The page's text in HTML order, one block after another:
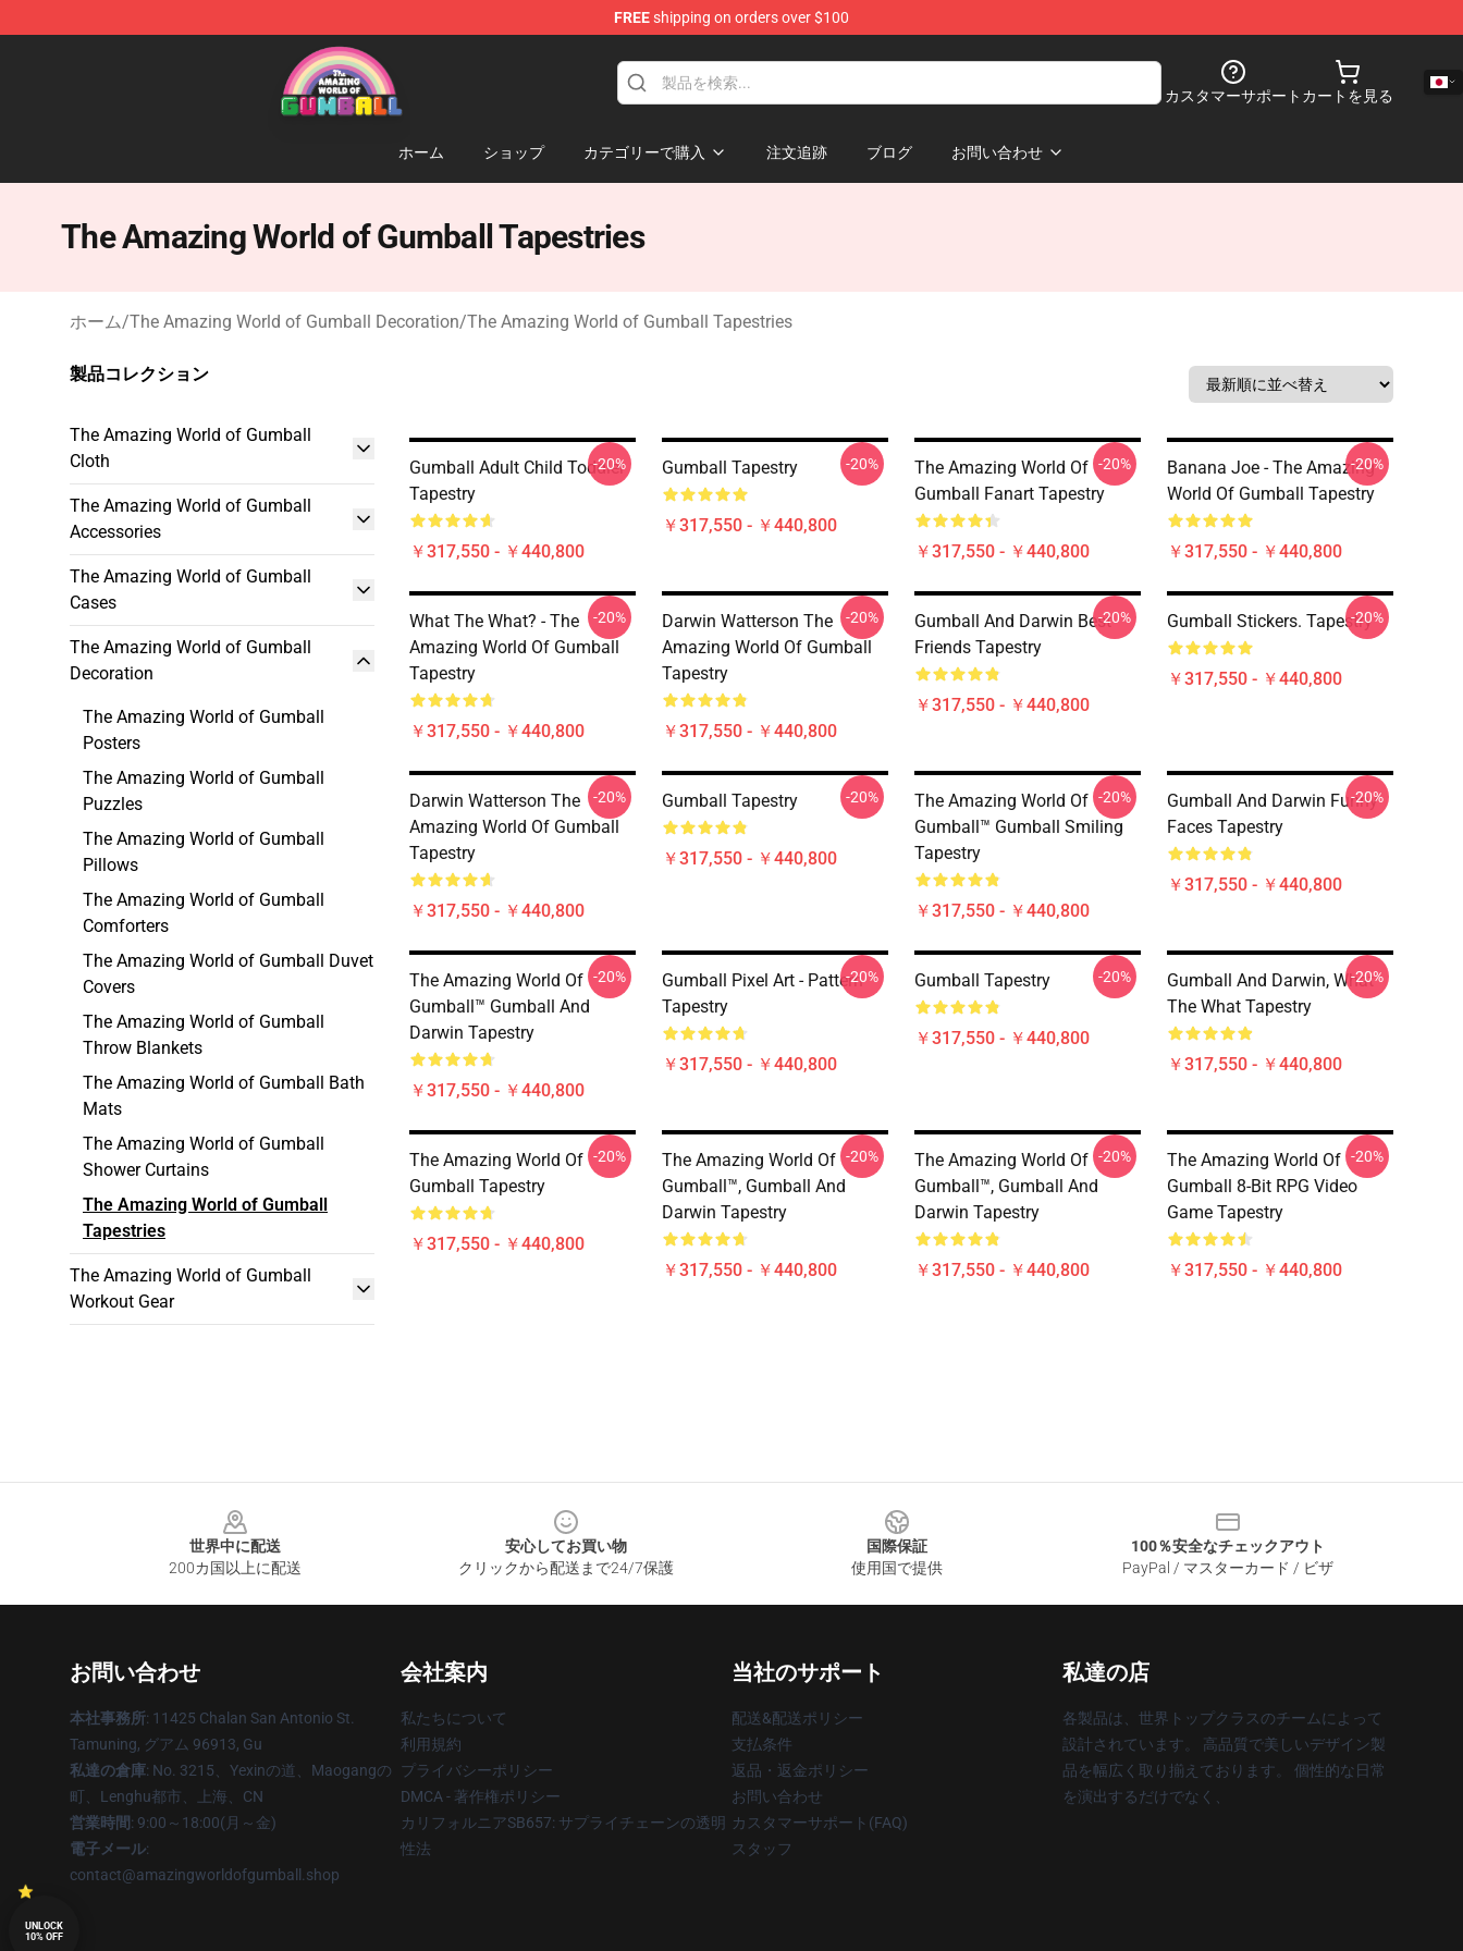
FREEshipping on orders over $100
The Amazing World of Gumball Store - Official The Amazing World of Gumball Merchandise Shop
カスタマーサポート カートを見る
ホーム ショップ カテゴリーで購入 注文追跡 ブログ お問い合わせ
The Amazing World of Gumball Tapestries
ホーム/The Amazing World of Gumball Decoration/The Amazing World of Gumball Tapestries
製品コレクション
The Amazing World of Gumball
Cloth
The Amazing World of Gumball
Accessories
The Amazing World of Gumball
Cases
The Amazing World of Gumball
Decoration
The Amazing World of Gumball
Posters
The Amazing World of Gumball
Puzzles
The Amazing World of Gumball
Pillows
The Amazing World of Gumball
Comforters
The Amazing World of Gumball Duvet
Covers
The Amazing World of Gumball
Throw Blankets
The Amazing World of Gumball Bath
Mats
The Amazing World of Gumball
Shower Curtains
The Amazing World of Gumball
Tapestries
The Amazing World of Gumball
Workout Gear
Gumball Adult Child Toddler
Tapestry
￥317,550 - ￥440,800
-20% Gumball Tapestry
￥317,550 - ￥440,800
-20%
The Amazing World Of
Gumball Fanart Tapestry
￥317,550 - ￥440,800
-20%
Banana Joe - The Amazing
World Of Gumball Tapestry
￥317,550 - ￥440,800
-20%
What The What? - The
Amazing World Of Gumball
Tapestry
￥317,550 - ￥440,800
-20%
Darwin Watterson The
Amazing World Of Gumball
Tapestry
￥317,550 - ￥440,800
-20%
Gumball And Darwin Best
Friends Tapestry
￥317,550 - ￥440,800
-20% Gumball Stickers. Tapestry
￥317,550 - ￥440,800
-20%
Darwin Watterson The
Amazing World Of Gumball
Tapestry
￥317,550 - ￥440,800
-20% Gumball Tapestry
￥317,550 - ￥440,800
-20%
The Amazing World Of
Gumball™ Gumball Smiling
Tapestry
￥317,550 - ￥440,800
-20%
Gumball And Darwin Funny
Faces Tapestry
￥317,550 - ￥440,800
-20%
The Amazing World Of
Gumball™ Gumball And
Darwin Tapestry
￥317,550 - ￥440,800
-20%
Gumball Pixel Art - Pattern
Tapestry
￥317,550 - ￥440,800
-20% Gumball Tapestry
￥317,550 - ￥440,800
-20%
Gumball And Darwin, What
The What Tapestry
￥317,550 - ￥440,800
-20%
The Amazing World Of
Gumball Tapestry
￥317,550 - ￥440,800
-20%
The Amazing World Of
Gumball™, Gumball And
Darwin Tapestry
￥317,550 - ￥440,800
-20%
The Amazing World Of
Gumball™, Gumball And
Darwin Tapestry
￥317,550 - ￥440,800
-20%
The Amazing World Of
Gumball 8-Bit RPG Video
Game Tapestry
￥317,550 - ￥440,800
-20%
世界中に配送
200カ国以上に配送
安心してお買い物
クリックから配送まで24/7保護
国際保証
使用国で提供
100％安全なチェックアウト
PayPal / マスターカード / ビザ
お問い合わせ
本社事務所: 11425 Chalan San Antonio St.
Tamuning, グアム 96913, Gu
私達の倉庫: No. 3215、Yexinの道、Maogangの
町、Lenghu都市、上海、CN
営業時間: 9:00～18:00(月～金)
電子メール:
contact@amazingworldofgumball.shop
会社案内
私たちについて
利用規約
プライバシーポリシー
DMCA - 著作権ポリシー
カリフォルニアSB657: サプライチェーンの透明
性法
当社のサポート
配送&配送ポリシー
支払条件
返品・返金ポリシー
お問い合わせ
カスタマーサポート(FAQ)
スタッフ
私達の店
各製品は、世界トップクラスのチームによって
設計されています。 高品質で美しいデザイン製
品を幅広く取り揃えております。 個性的な日常
を演出するだけでなく、
UNLOCK
10% OFF